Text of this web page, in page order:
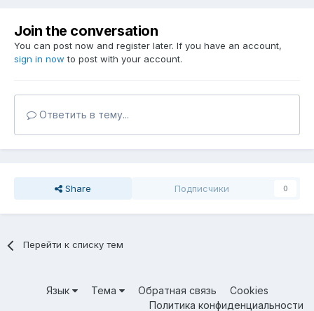
Join the conversation
You can post now and register later. If you have an account,
sign in now to post with your account.
Ответить в тему...
Share Подписчики 0
Перейти к списку тем
Язык Тема Обратная связь
Cookies
Политика конфиденциальности